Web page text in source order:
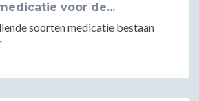
voor de...
soorten medicatie bestaan